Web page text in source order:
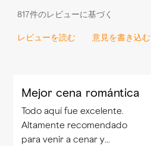
817件のレビューに基づく
レビューを読む 意見を書き込む
Mejor cena romántica
Todo aquí fue excelente.
Altamente recomendado
para venir a cenar y